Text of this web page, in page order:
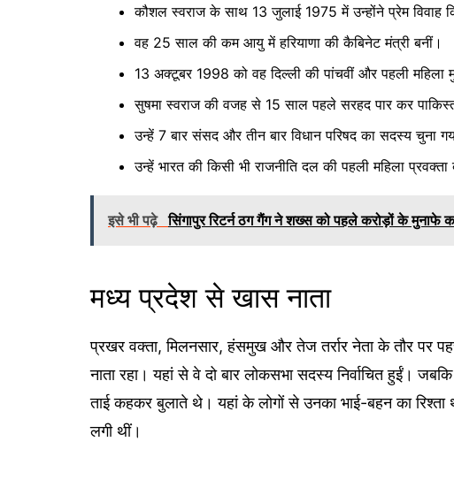
कौशल स्वराज के साथ 13 जुलाई 1975 में उन्होंने प्रेम विवाह
वह 25 साल की कम आयु में हरियाणा की कैबिनेट मंत्री बनीं।
13 अक्टूबर 1998 को वह दिल्ली की पांचवीं और पहली महिला
सुषमा स्वराज की वजह से 15 साल पहले सरहद पार कर
उन्हें 7 बार संसद और तीन बार विधान परिषद का सदस्य चुना
उन्हें भारत की किसी भी राजनीति दल की पहली महिला प्रवक्ता
इसे भी पढ़े सिंगापुर रिटर्न ठग गैंग ने शख्स को पहले करोड़ों के मुनाफे
मध्य प्रदेश से खास नाता
प्रखर वक्ता, मिलनसार, हंसमुख और तेज तर्रार नेता के तौर पर
नाता रहा। यहां से वे दो बार लोकसभा सदस्य निर्वाचित हुईं।
ताई कहकर बुलाते थे। यहां के लोगों से उनका भाई-बहन का
लगी थीं।